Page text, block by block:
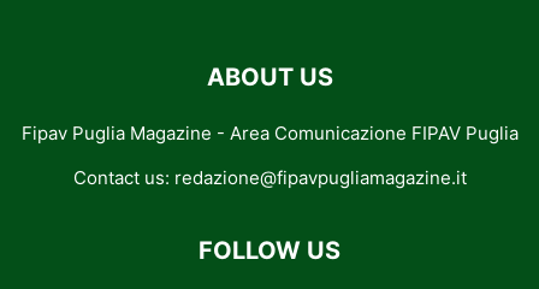
ABOUT US
Fipav Puglia Magazine - Area Comunicazione FIPAV Puglia
Contact us: redazione@fipavpugliamagazine.it
FOLLOW US